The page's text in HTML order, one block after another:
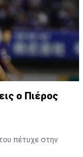
ο Πιέρος
πέτυχε στην